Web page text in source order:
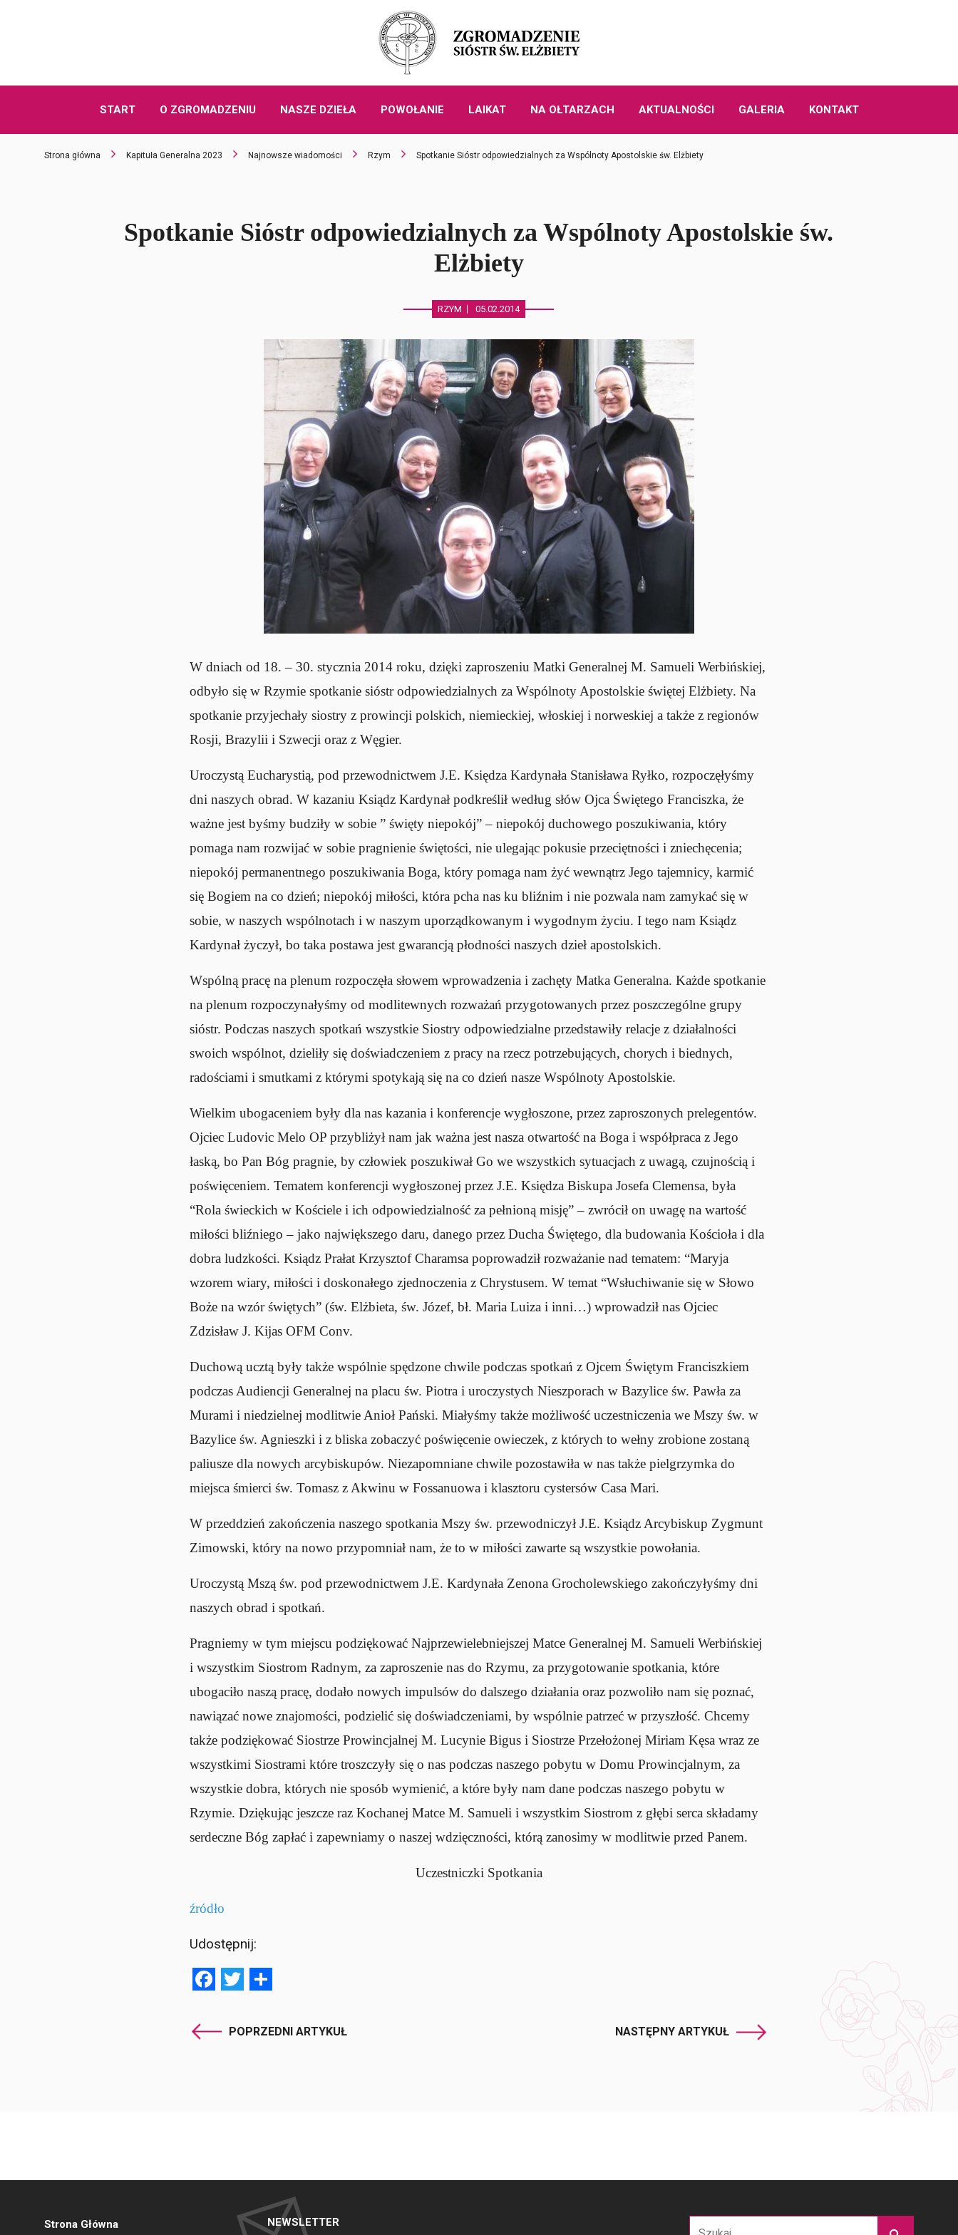
START O ZGROMADZENIU NASZE DZIEŁA POWOŁANIE LAIKAT NA OŁTARZACH AKTUALNOŚCI GALERIA KONTAKT
Strona główna Kapituła Generalna 2023 Najnowsze wiadomości Rzym Spotkanie Sióstr odpowiedzialnych za Wspólnoty Apostolskie św. Elżbiety
Spotkanie Sióstr odpowiedzialnych za Wspólnoty Apostolskie św.
Elżbiety
RZYM 05.02.2014
W dniach od 18. – 30. stycznia 2014 roku, dzięki zaproszeniu Matki Generalnej M. Samueli Werbińskiej,
odbyło się w Rzymie spotkanie sióstr odpowiedzialnych za Wspólnoty Apostolskie świętej Elżbiety. Na
spotkanie przyjechały siostry z prowincji polskich, niemieckiej, włoskiej i norweskiej a także z regionów
Rosji, Brazylii i Szwecji oraz z Węgier.
Uroczystą Eucharystią, pod przewodnictwem J.E. Księdza Kardynała Stanisława Ryłko, rozpoczęłyśmy
dni naszych obrad. W kazaniu Ksiądz Kardynał podkreślił według słów Ojca Świętego Franciszka, że
ważne jest byśmy budziły w sobie ” święty niepokój” – niepokój duchowego poszukiwania, który
pomaga nam rozwijać w sobie pragnienie świętości, nie ulegając pokusie przeciętności i zniechęcenia;
niepokój permanentnego poszukiwania Boga, który pomaga nam żyć wewnątrz Jego tajemnicy, karmić
się Bogiem na co dzień; niepokój miłości, która pcha nas ku bliźnim i nie pozwala nam zamykać się w
sobie, w naszych wspólnotach i w naszym uporządkowanym i wygodnym życiu. I tego nam Ksiądz
Kardynał życzył, bo taka postawa jest gwarancją płodności naszych dzieł apostolskich.
Wspólną pracę na plenum rozpoczęła słowem wprowadzenia i zachęty Matka Generalna. Każde spotkanie
na plenum rozpoczynałyśmy od modlitewnych rozważań przygotowanych przez poszczególne grupy
sióstr. Podczas naszych spotkań wszystkie Siostry odpowiedzialne przedstawiły relacje z działalności
swoich wspólnot, dzieliły się doświadczeniem z pracy na rzecz potrzebujących, chorych i biednych,
radościami i smutkami z którymi spotykają się na co dzień nasze Wspólnoty Apostolskie.
Wielkim ubogaceniem były dla nas kazania i konferencje wygłoszone, przez zaproszonych prelegentów.
Ojciec Ludovic Melo OP przybliżył nam jak ważna jest nasza otwartość na Boga i współpraca z Jego
łaską, bo Pan Bóg pragnie, by człowiek poszukiwał Go we wszystkich sytuacjach z uwagą, czujnością i
poświęceniem. Tematem konferencji wygłoszonej przez J.E. Księdza Biskupa Josefa Clemensa, była
“Rola świeckich w Kościele i ich odpowiedzialność za pełnioną misję” – zwrócił on uwagę na wartość
miłości bliźniego – jako największego daru, danego przez Ducha Świętego, dla budowania Kościoła i dla
dobra ludzkości. Ksiądz Prałat Krzysztof Charamsa poprowadził rozważanie nad tematem: “Maryja
wzorem wiary, miłości i doskonałego zjednoczenia z Chrystusem. W temat “Wsłuchiwanie się w Słowo
Boże na wzór świętych” (św. Elżbieta, św. Józef, bł. Maria Luiza i inni…) wprowadził nas Ojciec
Zdzisław J. Kijas OFM Conv.
Duchową ucztą były także wspólnie spędzone chwile podczas spotkań z Ojcem Świętym Franciszkiem
podczas Audiencji Generalnej na placu św. Piotra i uroczystych Nieszporach w Bazylice św. Pawła za
Murami i niedzielnej modlitwie Anioł Pański. Miałyśmy także możliwość uczestniczenia we Mszy św. w
Bazylice św. Agnieszki i z bliska zobaczyć poświęcenie owieczek, z których to wełny zrobione zostaną
paliusze dla nowych arcybiskupów. Niezapomniane chwile pozostawiła w nas także pielgrzymka do
miejsca śmierci św. Tomasz z Akwinu w Fossanuowa i klasztoru cystersów Casa Mari.
W przeddzień zakończenia naszego spotkania Mszy św. przewodniczył J.E. Ksiądz Arcybiskup Zygmunt
Zimowski, który na nowo przypomniał nam, że to w miłości zawarte są wszystkie powołania.
Uroczystą Mszą św. pod przewodnictwem J.E. Kardynała Zenona Grocholewskiego zakończyłyśmy dni
naszych obrad i spotkań.
Pragniemy w tym miejscu podziękować Najprzewielebniejszej Matce Generalnej M. Samueli Werbińskiej
i wszystkim Siostrom Radnym, za zaproszenie nas do Rzymu, za przygotowanie spotkania, które
ubogaciło naszą pracę, dodało nowych impulsów do dalszego działania oraz pozwoliło nam się poznać,
nawiązać nowe znajomości, podzielić się doświadczeniami, by wspólnie patrzeć w przyszłość. Chcemy
także podziękować Siostrze Prowincjalnej M. Lucynie Bigus i Siostrze Przełożonej Miriam Kęsa wraz ze
wszystkimi Siostrami które troszczyły się o nas podczas naszego pobytu w Domu Prowincjalnym, za
wszystkie dobra, których nie sposób wymienić, a które były nam dane podczas naszego pobytu w
Rzymie. Dziękując jeszcze raz Kochanej Matce M. Samueli i wszystkim Siostrom z głębi serca składamy
serdeczne Bóg zapłać i zapewniamy o naszej wdzięczności, którą zanosimy w modlitwie przed Panem.
Uczestniczki Spotkania
źródło
Udostępnij:
Facebook
Twitter
POPRZEDNI ARTYKUŁ NASTĘPNY ARTYKUŁ
Strona Główna NEWSLETTER